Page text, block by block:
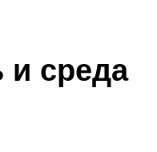
и среда